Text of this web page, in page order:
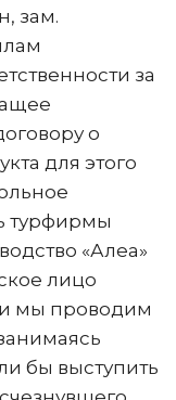
зам.
за
о
для этого
турфирмы
«Алеа»
лицо
мы проводим
бы выступить